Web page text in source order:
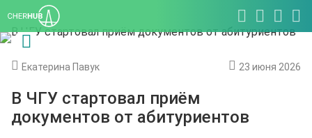
Екатерина Павук 23 июня 2026
В ЧГУ стартовал приём
документов от абитуриентов